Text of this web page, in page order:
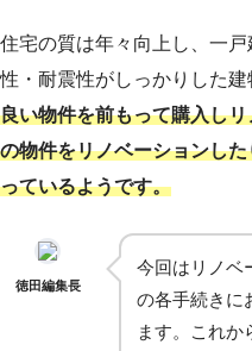
住宅の質は年々向上し、一
性・耐震性がしっかりした建
良い物件を前もって購入し
の物件をリノベーションし
っているようです。
徳田編集長
今回はリノベ
の各手続きに
ます。これか